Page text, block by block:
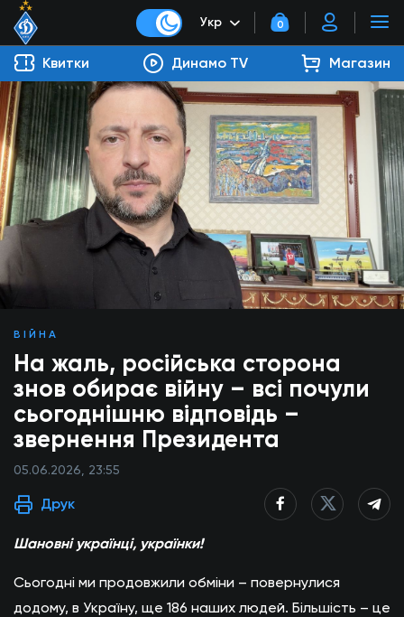
Укр 0
Квитки Динамо TV Магазин
ВІЙНА
На жаль, російська сторона
знов обирає війну – всі почули
сьогоднішню відповідь –
звернення Президента
05.06.2026, 23:55
Друк
Шановні українці, українки!
Сьогодні ми продовжили обміни – повернулися
додому, в Україну, ще 186 наших людей. Більшість – це